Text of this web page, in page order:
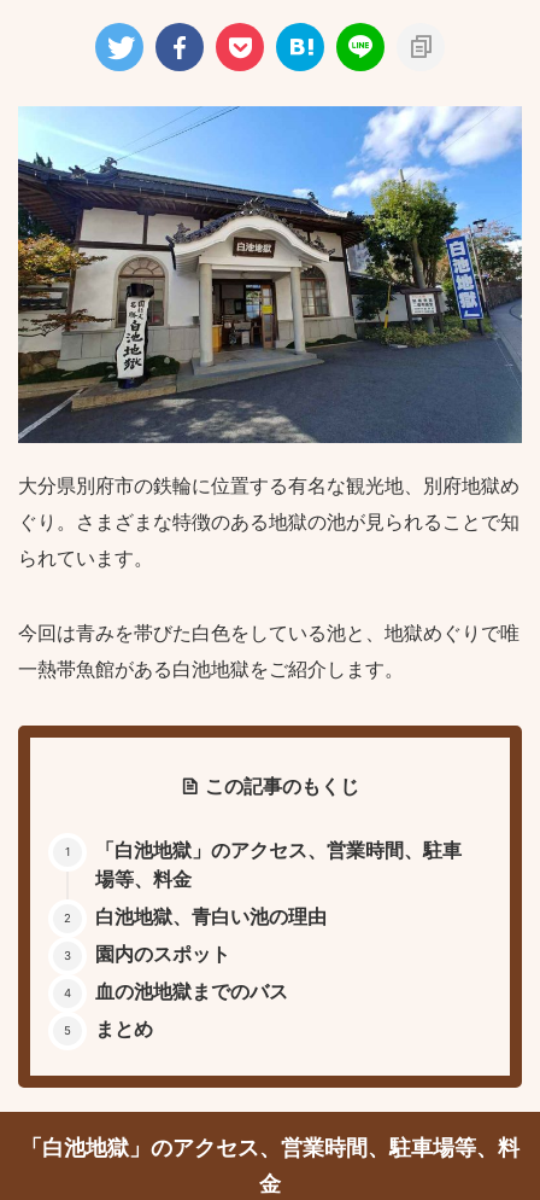
大分県別府市の鉄輪に位置する有名な観光地、別府地獄め
ぐり。さまざまな特徴のある地獄の池が見られることで知
られています。
今回は青みを帯びた白色をしている池と、地獄めぐりで唯
一熱帯魚館がある白池地獄をご紹介します。
この記事のもくじ
「白池地獄」のアクセス、営業時間、駐車
場等、料金
白池地獄、青白い池の理由
園内のスポット
血の池地獄までのバス
まとめ
「白池地獄」のアクセス、営業時間、駐車場等、料
金